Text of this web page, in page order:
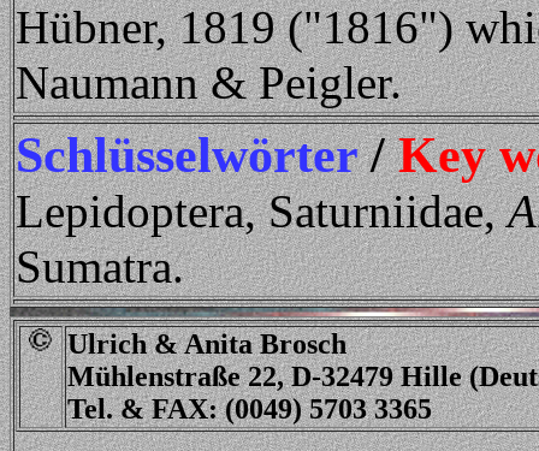
Hübner, 1819 ("1816")
Naumann & Peigler.
Schlüsselwörter/Key
Lepidoptera, Saturniidae,
Sumatra.
Ulrich & Anita Brosch
Mühlenstraße 22, D-32479 Hille
Tel. & FAX: (0049) 5703 3365